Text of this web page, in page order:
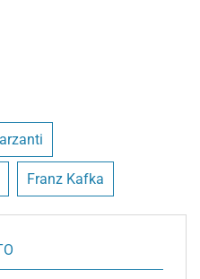
Franz Kafka